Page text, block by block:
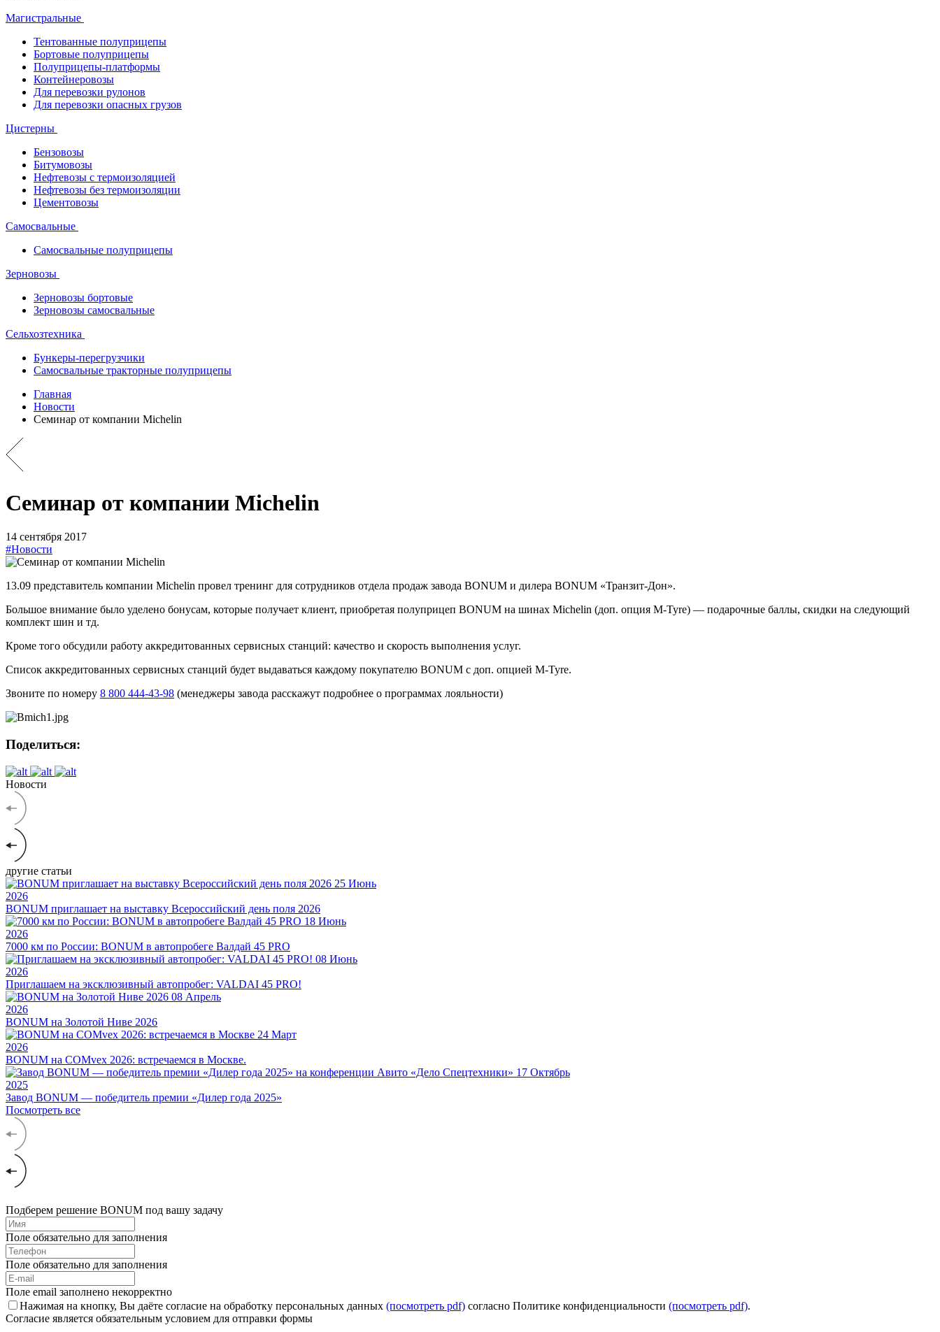
Магистральные
Тентованные полуприцепы
Бортовые полуприцепы
Полуприцепы-платформы
Контейнеровозы
Для перевозки рулонов
Для перевозки опасных грузов
Цистерны
Бензовозы
Битумовозы
Нефтевозы с термоизоляцией
Нефтевозы без термоизоляции
Цементовозы
Самосвальные
Самосвальные полуприцепы
Зерновозы
Зерновозы бортовые
Зерновозы самосвальные
Сельхозтехника
Бункеры-перегрузчики
Самосвальные тракторные полуприцепы
Главная
Новости
Семинар от компании Michelin
Семинар от компании Michelin
14 сентября 2017
#Новости
13.09 представитель компании Michelin провел тренинг для сотрудников отдела продаж завода BONUM и дилера BONUM «Транзит-Дон».
Большое внимание было уделено бонусам, которые получает клиент, приобретая полуприцеп BONUM на шинах Michelin (доп. опция M-Tyre) — подарочные баллы, скидки на следующий
комплект шин и тд.
Кроме того обсудили работу аккредитованных сервисных станций: качество и скорость выполнения услуг.
Список аккредитованных сервисных станций будет выдаваться каждому покупателю BONUM с доп. опцией M-Tyre.
Звоните по номеру 8 800 444-43-98 (менеджеры завода расскажут подробнее о программах лояльности)
Поделиться:
Новости
другие статьи
25 Июнь
2026
BONUM приглашает на выставку Всероссийский день поля 2026
18 Июнь
2026
7000 км по России: BONUM в автопробеге Валдай 45 PRO
08 Июнь
2026
Приглашаем на эксклюзивный автопробег: VALDAI 45 PRO!
08 Апрель
2026
BONUM на Золотой Ниве 2026
24 Март
2026
BONUM на COMvex 2026: встречаемся в Москве.
17 Октябрь
2025
Завод BONUM — победитель премии «Дилер года 2025»
Посмотреть все
Подберем решение BONUM под вашу задачу
Поле обязательно для заполнения
Поле обязательно для заполнения
Поле email заполнено некорректно
Нажимая на кнопку, Вы даёте согласие на обработку персональных данных (посмотреть pdf) согласно Политике конфиденциальности (посмотреть pdf).
Согласие является обязательным условием для отправки формы